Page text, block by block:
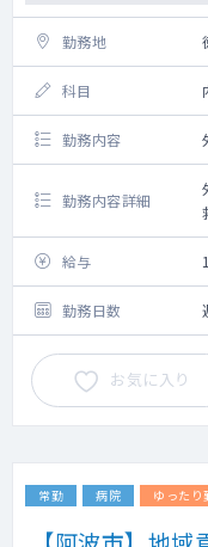
勤務地
科目
勤務内容
勤務内容詳細
給与
勤務日数
お気に入り
常勤 病院 ゆったり